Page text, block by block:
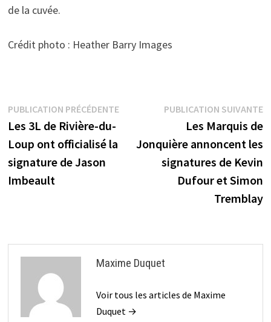
de la cuvée.
Crédit photo : Heather Barry Images
Navigation
de
l’article
PUBLICATION PRÉCÉDENTEPublication
Les 3L de Rivière-du-
Loup ont officialisé la
signature de Jason
Imbeault
PUBLICATION SUIVANTE
Les Marquis de
Jonquière annoncent les
signatures de Kevin
Dufour et Simon
Tremblay
Maxime Duquet
Voir tous les articles de Maxime
Duquet →